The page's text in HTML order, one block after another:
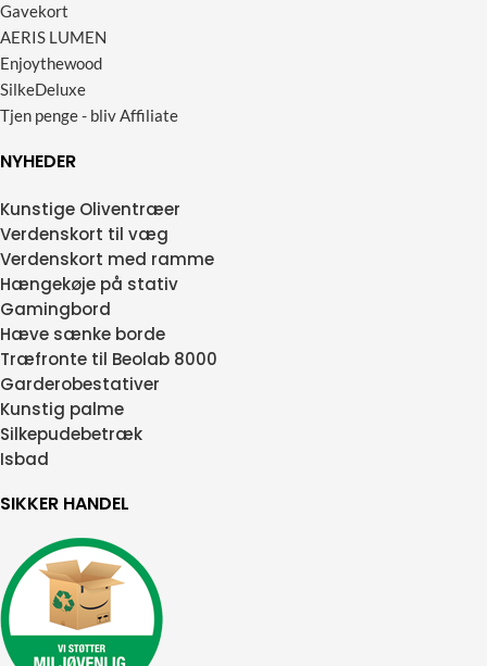
Gavekort
AERIS LUMEN
Enjoythewood
SilkeDeluxe
Tjen penge - bliv Affiliate
NYHEDER
Kunstige Oliventræer
Verdenskort til væg
Verdenskort med ramme
Hængekøje på stativ
Gamingbord
Hæve sænke borde
Træfronte til Beolab 8000
Garderobestativer
Kunstig palme
Silkepudebetræk
Isbad
SIKKER HANDEL